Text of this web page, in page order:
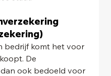
bedrijf komt het voor
De
ook bedoeld voor